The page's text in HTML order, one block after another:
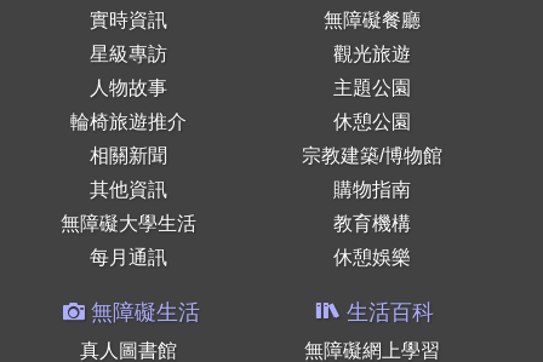
實時資訊
星級專訪
人物故事
輪椅旅遊推介
相關新聞
其他資訊
無障礙大學生活
每月通訊
無障礙餐廳
觀光旅遊
主題公園
休憩公園
宗教建築/博物館
購物指南
教育機構
休憩娛樂
無障礙生活
真人圖書館
生活百科
無障礙網上學習